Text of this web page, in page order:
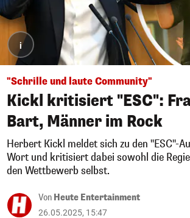
i
"Schrille und laute Community"
Kickl kritisiert "ESC":
Bart, Männer im Rock
Herbert Kickl meldet sich zu den "ESC"-
Wort und kritisiert dabei sowohl die
den Wettbewerb selbst.
Von Heute Entertainment
26.05.2025, 15:47